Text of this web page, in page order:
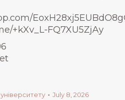
+kXv_L-FQ7XU5ZjAy
July 8, 2026